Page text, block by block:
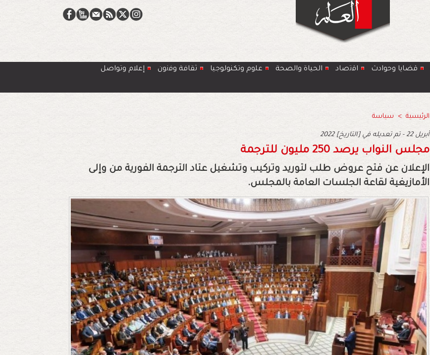
قضايا وحوادث اﻗﺗﺻﺎد الحياة والصحة ﻋﻠوم وتكنولوجيا ﺛﻘﺎﻓﺔ وﻓﻧون
إعلام وتواصل
الرئيسية > سياسة
2022 أبريل 22 - تم تعديله في [التاريخ]
مجلس النواب يرصد 250 مليون للترجمة
الإعلان عن فتح عروض طلب لتوريد وتركيب وتشغيل عتاد الترجمة الفورية من وإلى
الأمازيغية لقاعة الجلسات العامة بالمجلس.